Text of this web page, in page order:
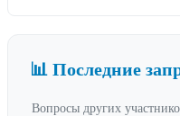
📊 Последние
Вопросы других